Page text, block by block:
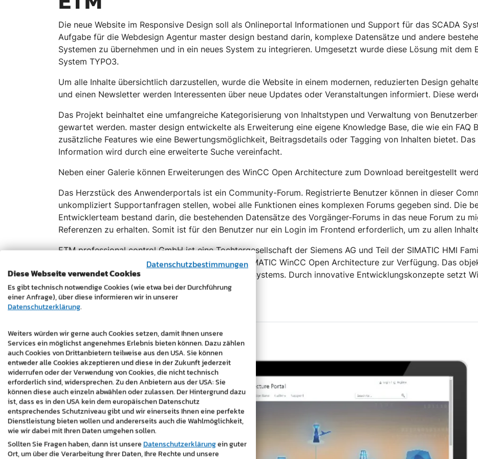
Die neue Website im Responsive Design soll als Onlineportal Informationen und Support für das SCADA
Aufgabe für die Webdesign Agentur master design bestand darin, komplexe Datensätze und andere
Systemen zu übernehmen und in ein neues System zu integrieren. Umgesetzt wurde diese Lösung mit dem
System TYPO3.
Um alle Inhalte übersichtlich darzustellen, wurde die Website in einem modernen, reduzierten Design
und einen Newsletter werden Interessenten über neue Updates oder Veranstaltungen informiert. Diese
Das Projekt beinhaltet eine umfangreiche Kategorisierung von Inhaltstypen und Verwaltung von
gewartet werden. master design entwickelte als Erweiterung eine eigene Knowledge Base, die wie ein FAQ
zusätzliche Features wie eine Bewertungsmöglichkeit, Beitragsdetails oder Tagging von Inhalten bietet.
Information wird durch eine erweiterte Suche vereinfacht.
Neben einer Galerie können Erweiterungen des WinCC Open Architecture zum Download bereitgestellt
Das Herzstück des Anwenderportals ist ein Community-Forum. Registrierte Benutzer können in dieser
unkompliziert Supportanfragen stellen, wobei alle Funktionen eines komplexen Forums gegeben sind. Die
Entwicklerteam bestand darin, die bestehenden Datensätze des Vorgänger-Forums in das neue Forum zu
Referenzen zu erhalten. Somit ist für den Benutzer nur ein Login im Frontend erforderlich, um zu allen
ETM professional control GmbH ist eine Tochtergesellschaft der Siemens AG und Teil der SIMATIC HMI
Interessenten umfangreiche Informationen über SIMATIC WinCC Open Architecture zur Verfügung. Das
effiziente Lösungen für die Datenerfassung eines Systems. Durch innovative Entwicklungskonzepte setzt
Maßstäbe bei SCADA-Systemen.
www.winccoa.com
Datenschutzbestimmungen
Diese Webseite verwendet Cookies
Es gibt technisch notwendige Cookies (wie etwa bei der Durchführung
einer Anfrage), über diese informieren wir in unserer
Datenschutzerklärung.
Weiters würden wir gerne auch Cookies setzen, damit Ihnen unsere
Services ein möglichst angenehmes Erlebnis bieten können. Dazu zählen
auch Cookies von Drittanbietern teilweise aus den USA. Sie können
entweder alle Cookies akzeptieren und diese in der Zukunft jederzeit
widerrufen oder der Verwendung von Cookies, die nicht technisch
erforderlich sind, widersprechen. Zu den Anbietern aus der USA: Sie
können diese auch einzeln abwählen oder zulassen. Der Hintergrund dazu
ist, dass es in den USA kein dem europäischen Datenschutz
entsprechendes Schutzniveau gibt und wir einerseits Ihnen eine perfekte
Dienstleistung bieten wollen und andererseits auch die Wahlmöglichkeit,
wie wir dabei mit Ihren Daten umgehen sollen.
Sollten Sie Fragen haben, dann ist unsereDatenschutzerklärungein guter
Ort, um über die Verarbeitung Ihrer Daten, Ihre Rechte und unsere